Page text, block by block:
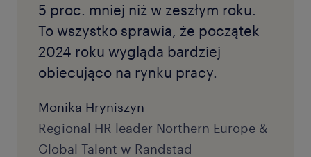
5 proc. mniej niż w zeszłym roku.
To wszystko sprawia, że początek
2024 roku wygląda bardziej
obiecująco na rynku pracy.
Monika Hryniszyn
Regional HR leader Northern Europe &
Global Talent w Randstad